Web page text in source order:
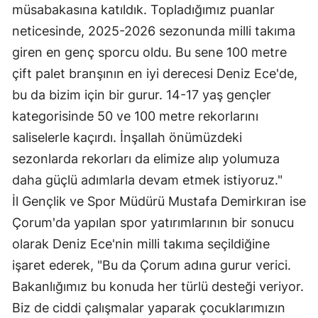
Kilis
Osmaniye
Düzce
müsabakasına katıldık. Topladığımız puanlar
neticesinde, 2025-2026 sezonunda milli takıma
giren en genç sporcu oldu. Bu sene 100 metre
çift palet branşının en iyi derecesi Deniz Ece'de,
bu da bizim için bir gurur. 14-17 yaş gençler
kategorisinde 50 ve 100 metre rekorlarını
saliselerle kaçırdı. İnşallah önümüzdeki
sezonlarda rekorları da elimize alıp yolumuza
daha güçlü adımlarla devam etmek istiyoruz."
İl Gençlik ve Spor Müdürü Mustafa Demirkıran ise
Çorum'da yapılan spor yatırımlarının bir sonucu
olarak Deniz Ece'nin milli takıma seçildiğine
işaret ederek, "Bu da Çorum adına gurur verici.
Bakanlığımız bu konuda her türlü desteği veriyor.
Biz de ciddi çalışmalar yaparak çocuklarımızın